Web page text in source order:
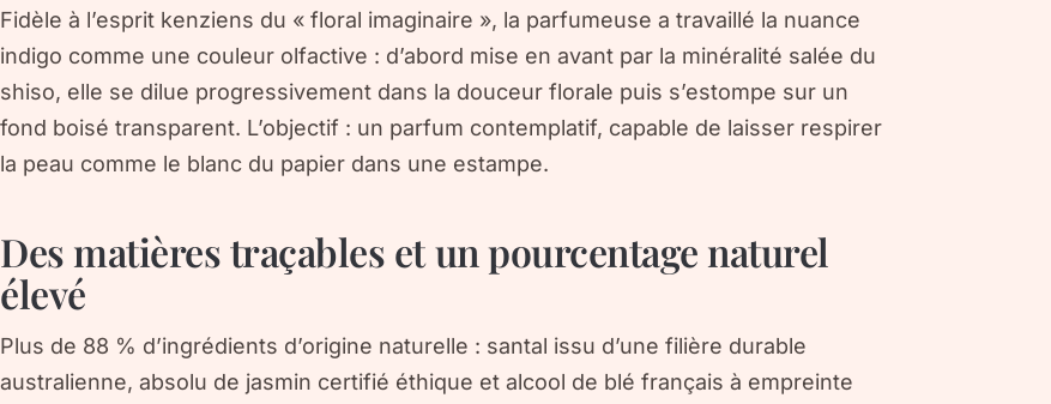
Fidèle à l’esprit kenziens du « floral imaginaire », la parfumeuse a travaillé la nuance
indigo comme une couleur olfactive : d’abord mise en avant par la minéralité salée du
shiso, elle se dilue progressivement dans la douceur florale puis s’estompe sur un
fond boisé transparent. L’objectif : un parfum contemplatif, capable de laisser respirer
la peau comme le blanc du papier dans une estampe.
Des matières traçables et un pourcentage naturel
élevé
Plus de 88 % d’ingrédients d’origine naturelle : santal issu d’une filière durable
australienne, absolu de jasmin certifié éthique et alcool de blé français à empreinte